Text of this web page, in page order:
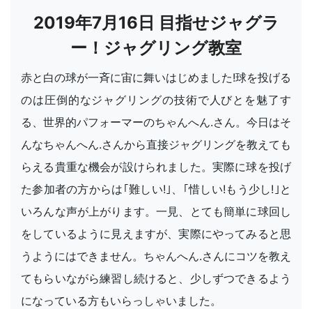
2019年7月16日 目指せジャグラ
ー！ジャグリング教室
赤と白の球が一斉に宙に舞いはじめました!球を投げる
のは圧倒的なジャグリングの技術で人びとを魅了す
る、世界的パフォーマーのちゃんへん.さん。今日はそ
んなちゃんへん.さんから直接ジャグリングを教えても
らえる貴重な機会が設けられました。実際に球を投げ
た参加者の方からは｢難しい!｣、｢惜しい!もう少し!｣と
いろんな声が上がります。一見、とても簡単に球回し
をしているように見えますが、実際にやってみると思
うようにはできません。ちゃんへん.さんにコツを教え
てもらいながら練習し続けると、少しずつできるよう
になっている方もいらっしゃいました。